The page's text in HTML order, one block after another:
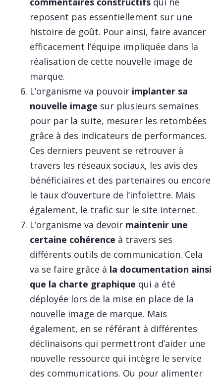
reposent pas essentiellement sur une
histoire de goût. Pour ainsi, faire avancer
efficacement l’équipe impliquée dans la
réalisation de cette nouvelle image de
marque.
L’organisme va pouvoir implanter sa
nouvelle image sur plusieurs semaines
pour par la suite, mesurer les retombées
grâce à des indicateurs de performances.
Ces derniers peuvent se retrouver à
travers les réseaux sociaux, les avis des
bénéficiaires et des partenaires ou encore
le taux d’ouverture de l’infolettre. Mais
également, le trafic sur le site internet.
L’organisme va devoir maintenir une
certaine cohérence à travers ses
différents outils de communication. Cela
va se faire grâce à la documentation ainsi
que la charte graphique qui a été
déployée lors de la mise en place de la
nouvelle image de marque. Mais
également, en se référant à différentes
déclinaisons qui permettront d’aider une
nouvelle ressource qui intègre le service
des communications. Ou pour alimenter